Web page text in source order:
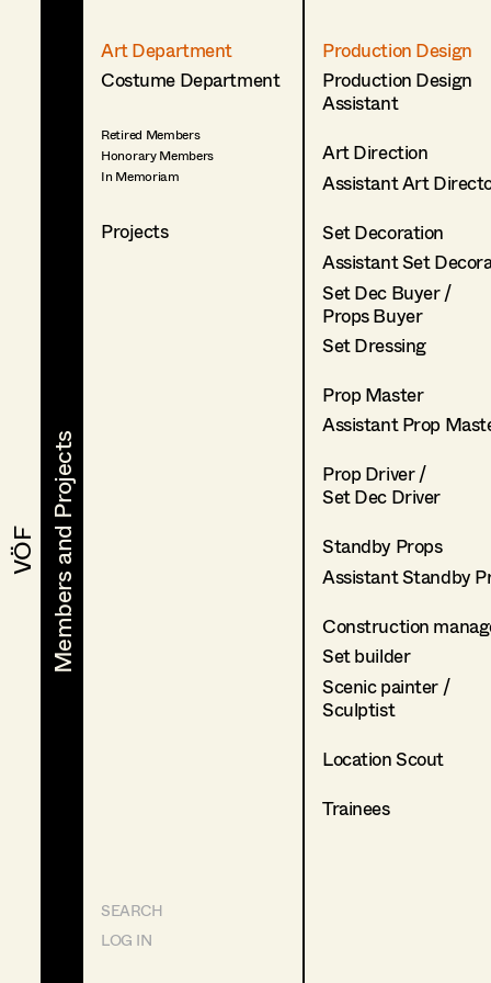
VÖF
VÖF Members and Projects
Members and Projects
Art Department
Costume Department
Retired Members
Honorary Members
In Memoriam
Projects
SEARCH
LOG IN
Production Design
Production Design
Assistant
Art Direction
Assistant Art
Set Decoration
Assistant Set
Set Dec Buyer /
Props Buyer
Set Dressing
Prop Master
Assistant Prop
Prop Driver /
Set Dec Driver
Standby Props
Assistant Standby
Construction
Set builder
Scenic painter /
Sculptist
Location Scout
Trainees